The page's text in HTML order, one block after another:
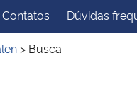
Ministério do
Contatos Dúvidas
> Busca